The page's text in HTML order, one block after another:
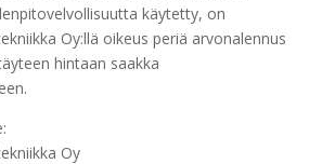
käytetty, on
Oy:llä oikeus periä arvonalennus
hintaan saakka
Oy